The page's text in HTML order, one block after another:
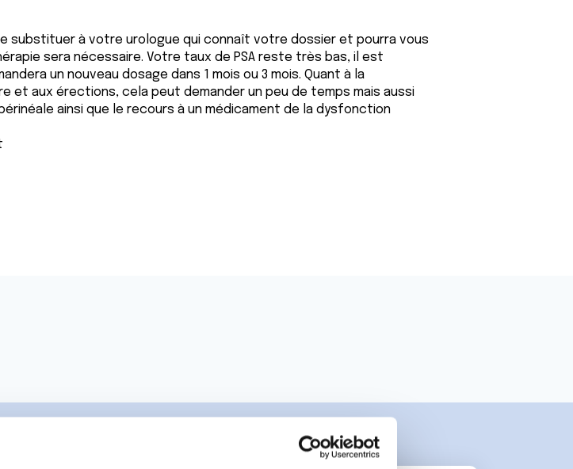
substituer à votre urologue qui connaît votre dossier et pourra vous
sera nécessaire. Votre taux de PSA reste très bas, il est
un nouveau dosage dans 1 mois ou 3 mois. Quant à la
et aux érections, cela peut demander un peu de temps mais aussi
ainsi que le recours à un médicament de la dysfonction